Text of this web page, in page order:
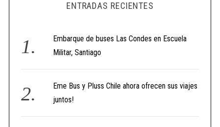
ENTRADAS RECIENTES
Embarque de buses Las Condes en Escuela
Militar, Santiago
Eme Bus y Pluss Chile ahora ofrecen sus viajes
juntos!